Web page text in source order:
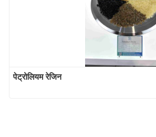
पेट्रोलियम रेजिन